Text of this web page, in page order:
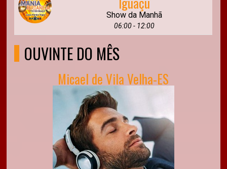
Show da Manhã
06:00 - 12:00
OUVINTE DO MÊS
Micael de Vila Velha-ES